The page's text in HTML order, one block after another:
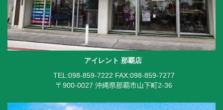
アイレント 那覇店
TEL:098-859-7222 FAX:098-859-7277
〒900-0027 沖縄県那覇市山下町2-36